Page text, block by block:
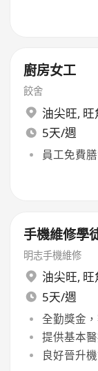
廚房女工
餃舍
油尖旺, 旺
5天/週
員工免費
手機維修學
明志手機維修
油尖旺, 旺
5天/週
全勤獎金
提供基本
良好晉升